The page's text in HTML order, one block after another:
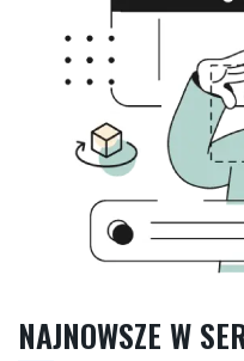
NAJNOWSZE W